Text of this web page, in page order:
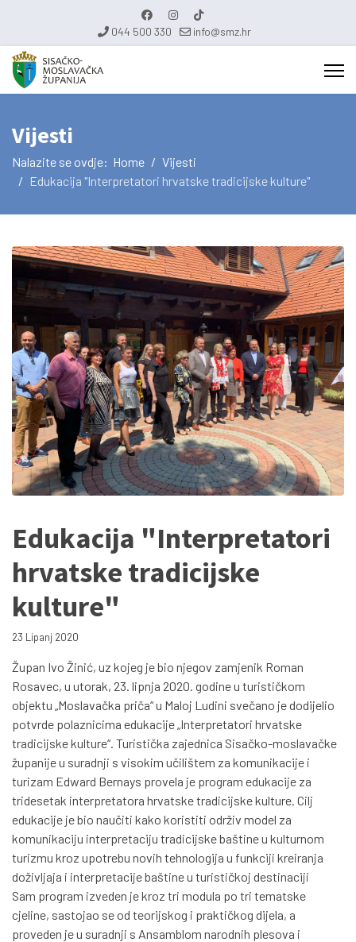
044 500 330 info@smz.hr
Vijesti
Nalazite se ovdje: Home
Vijesti
Edukacija "Interpretatori hrvatske tradicijske kulture"
Edukacija "Interpretatori
hrvatske tradicijske
kulture"
23 Lipanj 2020
Župan Ivo Žinić, uz kojeg je bio njegov zamjenik Roman
Rosavec, u utorak, 23. lipnja 2020. godine u turističkom
objektu „Moslavačka priča“ u Maloj Ludini svečano je dodijelio
potvrde polaznicima edukacije „Interpretatori hrvatske
tradicijske kulture“. Turistička zajednica Sisačko-moslavačke
županije u suradnji s visokim učilištem za komunikacije i
turizam Edward Bernays provela je program edukacije za
tridesetak interpretatora hrvatske tradicijske kulture. Cilj
edukacije je bio naučiti kako koristiti održiv model za
komunikaciju interpretaciju tradicijske baštine u kulturnom
turizmu kroz upotrebu novih tehnologija u funkciji kreiranja
doživljaja i interpretacije baštine u turističkoj destinaciji
Sam program izveden je kroz tri modula po tri tematske
cjeline, sastojao se od teorijskog i praktičkog dijela, a
proveden je u suradnji s Ansamblom narodnih plesova i